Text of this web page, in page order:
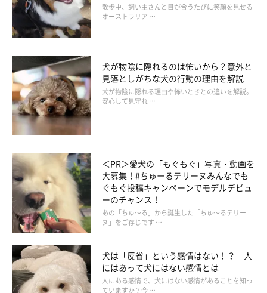
み、鼻水、ぜえぜえとした呼吸、呼吸の回数が早いなどが挙げら
れます。症状がひどい場合には、呼吸困難に陥り舌が真っ青にな
るチアノーゼが見られることがあります。
ただし、これらの症状は呼吸器疾患全般で見られる症状です。ま
た、呼吸器の問題ではなく、心臓や歯の問題から呼吸器症状が出
直ちに肺炎というわけではありません。
肺炎の危険性が高いとして特に注意が必要なシチュエーションに
は、薬・病気・年齢を理由に免疫が低下している場合、すでに他
の呼吸器の問題があるが経過が良くなく治療が長引いている場
合、嘔吐または食事や薬を摂取した直後に急激に呼吸状態が悪く
なった場合です。こういった場合はできるだけ早く獣医師に相談
しましょう。
全身症状としては、発熱や食欲不振が見られることがあります
散歩中、飼い主さんと目が合うたびに笑顔を見せる
オーストラリア …
犬が物陰に隠れるのは怖いから？意外と
見落としがちな犬の行動の理由を解説
犬が物陰に隠れる理由や怖いときとの違いを解説。
安心して見守れ …
＜PR＞愛犬の「もぐもぐ」写真・動画を
大募集！#ちゅーるテリーヌみんなでも
ぐもぐ投稿キャンペーンでモデルデビュ
ーのチャンス！
あの「ちゅ～る」から誕生した「ちゅ～るテリー
ヌ」をご存じです …
犬は「反省」という感情はない！？ 人
にはあって犬にはない感情とは
人にある感情で、犬にはない感情があることを知っ
ていますか？今 …